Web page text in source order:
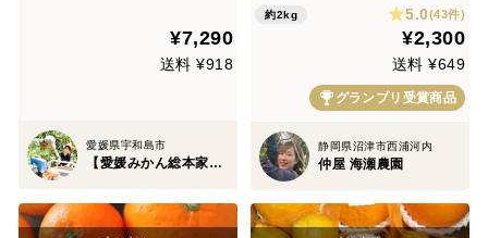
¥7,290
送料 ¥918
愛媛県宇和島市
【愛媛みかん総本家】山内ファーム崖上の宇和島ブランド
蜜柑 仲屋 海瀬農園
約2kg 5.0(43件)
¥2,300
送料 ¥649
グランプリ受賞商品
静岡県沼津市西浦河内
仲屋 海瀬農園